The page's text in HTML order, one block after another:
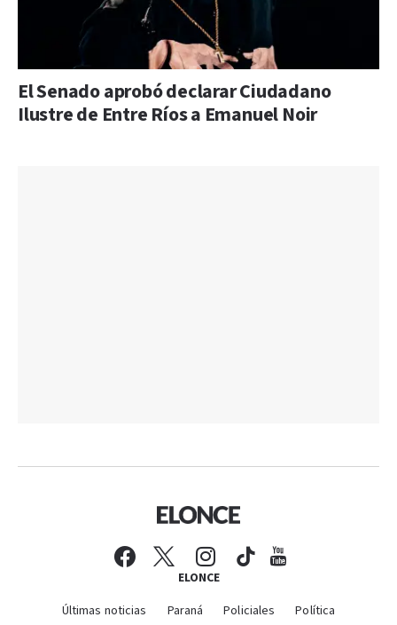
El Senado aprobó declarar Ciudadano
Ilustre de Entre Ríos a Emanuel Noir
ELONCE
Últimas noticias Paraná Policiales Política